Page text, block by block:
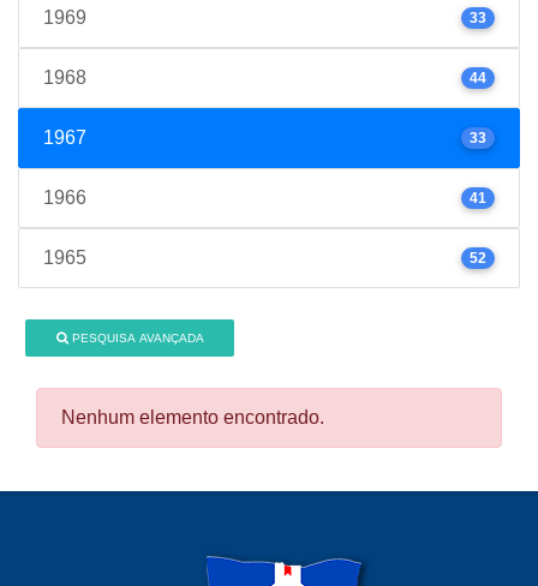
1969 33
1968 44
1967 33
1966 41
1965 52
PESQUISA AVANÇADA
Nenhum elemento encontrado.